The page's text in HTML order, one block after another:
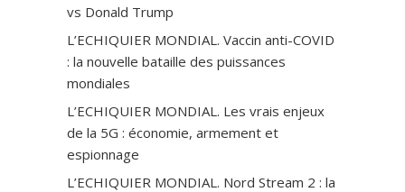
vs Donald Trump
L’ECHIQUIER MONDIAL. Vaccin anti-СOVID
: la nouvelle bataille des puissances
mondiales
L’ECHIQUIER MONDIAL. Les vrais enjeux
de la 5G : économie, armement et
espionnage
L’ECHIQUIER MONDIAL. Nord Stream 2 : la